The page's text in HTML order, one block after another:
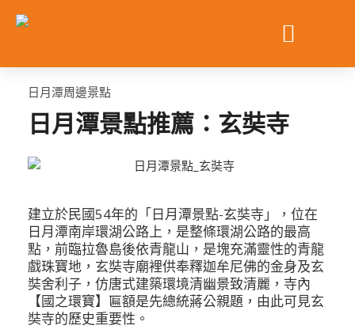
日月潭周邊景點
日月潭景點推薦：玄奘寺
建立於民國54年的「日月潭景點-玄奘寺」，位在
日月潭南岸環湖公路上，是整條環湖公路的最高
點，前臨拉魯島後依青龍山，是塊充滿靈性的青龍
戲珠寶地，玄奘寺廟裡供奉釋迦牟尼佛的金身及玄
奘舍利子，仿唐式建築環境清幽景致清麗，寺內
【國之環寶】匾額是先總統蔣公親題，由此可見玄
奘寺的歷史重要性。